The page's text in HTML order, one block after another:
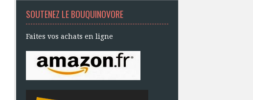
SOUTENEZ LE BOUQUINOVORE
Faites vos achats en ligne